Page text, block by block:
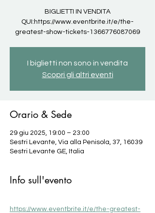
BIGLIETTI IN VENDITA
QUI:https://www.eventbrite.it/e/the-
greatest-show-tickets-1366776087069
I biglietti non sono in vendita
Scopri gli altri eventi
Orario & Sede
29 giu 2025, 19:00 – 23:00
Sestri Levante, Via alla Penisola, 37, 16039
Sestri Levante GE, Italia
Info sull'evento
https://www.eventbrite.it/e/the-greatest-